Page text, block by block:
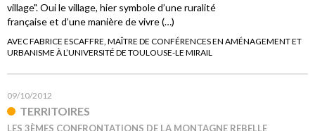
village". Oui le village, hier symbole d’une ruralité
française et d’une manière de vivre (…)
AVEC FABRICE ESCAFFRE, MAÎTRE DE CONFÉRENCES EN AMÉNAGEMENT ET
URBANISME À L’UNIVERSITÉ DE TOULOUSE-LE MIRAIL
09/10/2012
TERRITOIRES
LES 3ÈMES CONFRONTATIONS DE LA MONTAGNE REBELLE